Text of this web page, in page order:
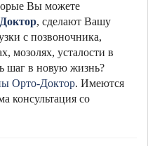
Вы можете
, сделают Вашу
с позвоночника,
мозолях, усталости в
шаг в новую жизнь?
Орто-Доктор. Имеются
консультация со